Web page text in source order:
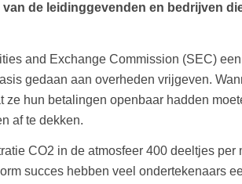
de leidinggevenden en bedrijven
and Exchange Commission (SEC)
gedaan aan overheden vrijgeven.
hun betalingen openbaar hadden
af te dekken.
CO2 in de atmosfeer 400 deeltjes
succes hebben veel ondertekenaars